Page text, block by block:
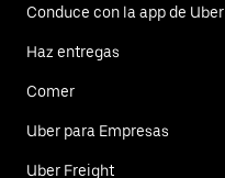
Conduce con la app de Uber
Haz entregas
Comer
Uber para Empresas
Uber Freight